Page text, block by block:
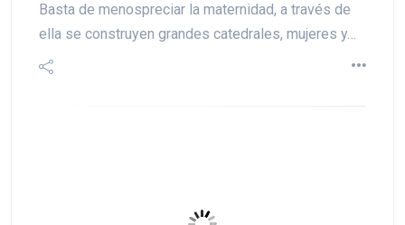
Basta de menospreciar la maternidad, a través de
ella se construyen grandes catedrales, mujeres y…